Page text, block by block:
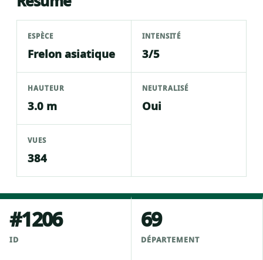
ESPÈCE
Frelon asiatique
INTENSITÉ
3/5
HAUTEUR
3.0 m
NEUTRALISÉ
Oui
VUES
384
#1206
ID
69
DÉPARTEMENT